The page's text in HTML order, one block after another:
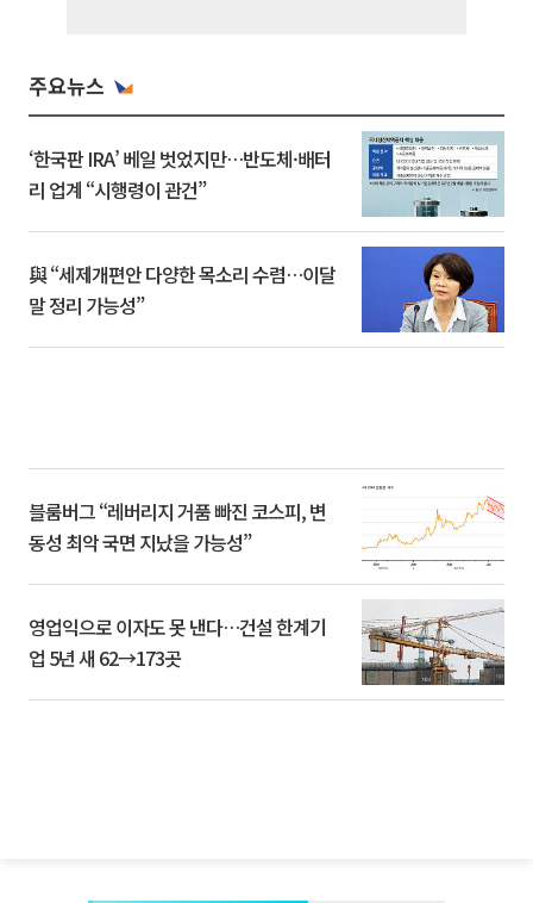
주요뉴스
‘한국판 IRA’ 베일 벗었지만…반도체·배터
리 업계 “시행령이 관건”
與 “세제개편안 다양한 목소리 수렴…이달
말 정리 가능성”
블룸버그 “레버리지 거품 빠진 코스피, 변
동성 최악 국면 지났을 가능성”
영업익으로 이자도 못 낸다…건설 한계기
업 5년 새 62→173곳